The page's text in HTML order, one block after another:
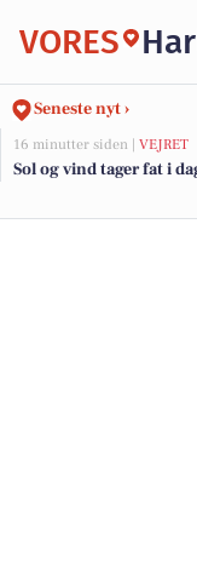
VORES
Seneste nyt ›
16 minutter siden | VEJRET
Sol og vind tager fat i